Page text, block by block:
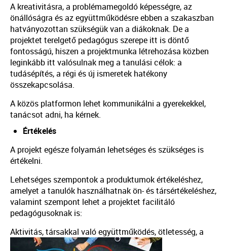
A kreativitásra, a problémamegoldó képességre, az
önállóságra és az együttműködésre ebben a szakaszban
hatványozottan szükségük van a diákoknak. De a
projektet terelgető pedagógus szerepe itt is döntő
fontosságú, hiszen a projektmunka létrehozása közben
leginkább itt valósulnak meg a tanulási célok: a
tudásépítés, a régi és új ismeretek hatékony
összekapcsolása.
A közös platformon lehet kommunikálni a gyerekekkel,
tanácsot adni, ha kérnek.
Értékelés
A projekt egésze folyamán lehetséges és szükséges is
értékelni.
Lehetséges szempontok a produktumok értékeléshez,
amelyet a tanulók használhatnak ön- és társértékeléshez,
valamint szempont lehet a projektet facilitáló
pedagógusoknak is:
Aktivitás, társakkal való együttműködés, ötletesség, a